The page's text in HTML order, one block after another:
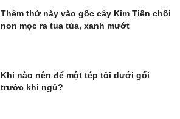
Thêm thứ này vào gốc cây Kim Tiền chồi
non mọc ra tua tủa, xanh mướt
Khi nào nên để một tép tỏi dưới gối
trước khi ngủ?